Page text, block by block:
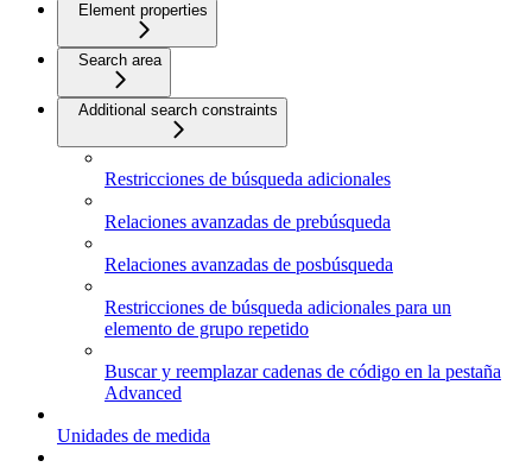
Element properties
Search area
Additional search constraints
Restricciones de búsqueda adicionales
Relaciones avanzadas de prebúsqueda
Relaciones avanzadas de posbúsqueda
Restricciones de búsqueda adicionales para un
elemento de grupo repetido
Buscar y reemplazar cadenas de código en la pestaña
Advanced
Unidades de medida